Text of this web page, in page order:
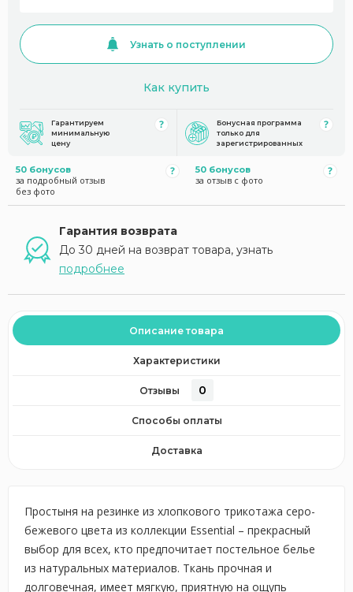
Узнать о поступлении
Как купить
Гарантируем
минимальную
цену
Бонусная программа
только для
зарегистрированных
50 бонусов
за подробный отзыв
без фото
50 бонусов
за отзыв с фото
Гарантия возврата
До 30 дней на возврат товара, узнать
подробнее
Описание товара
Характеристики
Отзывы 0
Способы оплаты
Доставка
Простыня на резинке из хлопкового трикотажа серо-
бежевого цвета из коллекции Essential – прекрасный
выбор для всех, кто предпочитает постельное белье
из натуральных материалов. Ткань прочная и
долговечная, имеет мягкую, приятную на ощупь